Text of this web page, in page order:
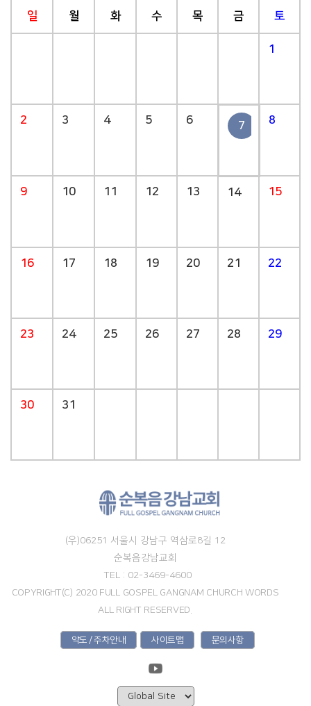
일 월 화 수 목 금 토
1
2 3 4 5 6 7 8
9 10 11 12 13 14 15
16 17 18 19 20 21 22
23 24 25 26 27 28 29
30 31
(우)06251 서울시 강남구 역삼로8길 12
순복음강남교회
TEL : 02-3469-4600
COPYRIGHT(C) 2020 FULL GOSPEL GANGNAM CHURCH WORDS
ALL RIGHT RESERVED.
약도 / 주차안내 사이트맵 문의사항